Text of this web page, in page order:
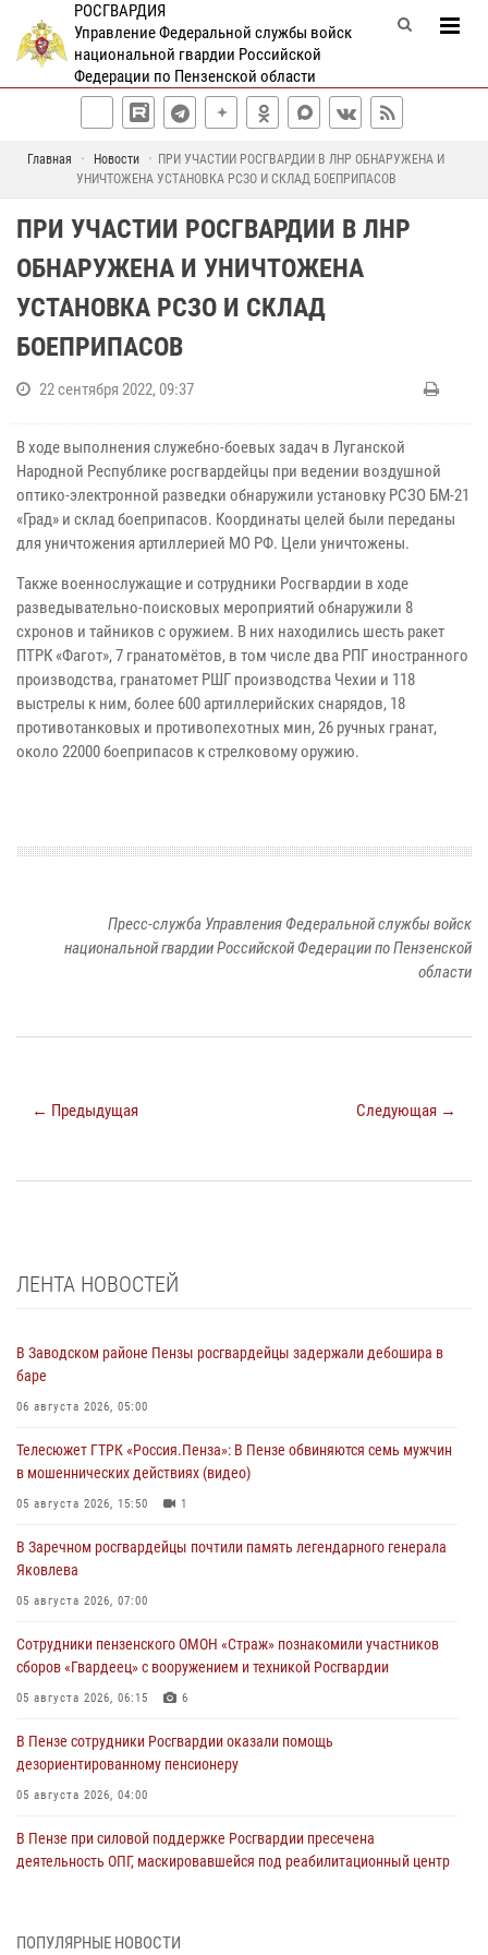
РОСГВАРДИЯ
Управление Федеральной службы войск
национальной гвардии Российской
Федерации по Пензенской области
Главная Новости
ПРИ УЧАСТИИ РОСГВАРДИИ В ЛНР ОБНАРУЖЕНА И
УНИЧТОЖЕНА УСТАНОВКА РСЗО И СКЛАД БОЕПРИПАСОВ
ПРИ УЧАСТИИ РОСГВАРДИИ В ЛНР
ОБНАРУЖЕНА И УНИЧТОЖЕНА
УСТАНОВКА РСЗО И СКЛАД
БОЕПРИПАСОВ
22 сентября 2022, 09:37
В ходе выполнения служебно-боевых задач в Луганской
Народной Республике росгвардейцы при ведении воздушной
оптико-электронной разведки обнаружили установку РСЗО БМ-21
«Град» и склад боеприпасов. Координаты целей были переданы
для уничтожения артиллерией МО РФ. Цели уничтожены.
Также военнослужащие и сотрудники Росгвардии в ходе
разведывательно-поисковых мероприятий обнаружили 8
схронов и тайников с оружием. В них находились шесть ракет
ПТРК «Фагот», 7 гранатомётов, в том числе два РПГ иностранного
производства, гранатомет РШГ производства Чехии и 118
выстрелы к ним, более 600 артиллерийских снарядов, 18
противотанковых и противопехотных мин, 26 ручных гранат,
около 22000 боеприпасов к стрелковому оружию.
Пресс-служба Управления Федеральной службы войск
национальной гвардии Российской Федерации по Пензенской
области
← Предыдущая Следующая →
ЛЕНТА НОВОСТЕЙ
В Заводском районе Пензы росгвардейцы задержали дебошира в
баре
06 августа 2026, 05:00
Телесюжет ГТРК «Россия.Пенза»: В Пензе обвиняются семь мужчин
в мошеннических действиях (видео)
05 августа 2026, 15:50 1
В Заречном росгвардейцы почтили память легендарного генерала
Яковлева
05 августа 2026, 07:00
Сотрудники пензенского ОМОН «Страж» познакомили участников
сборов «Гвардеец» с вооружением и техникой Росгвардии
05 августа 2026, 06:15 6
В Пензе сотрудники Росгвардии оказали помощь
дезориентированному пенсионеру
05 августа 2026, 04:00
В Пензе при силовой поддержке Росгвардии пресечена
деятельность ОПГ, маскировавшейся под реабилитационный центр
ПОПУЛЯРНЫЕ НОВОСТИ